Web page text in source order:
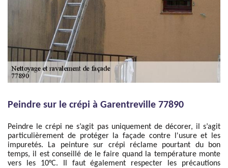
Peindre sur le crépi à Garentreville 77890
Peindre le crépi ne s’agit pas uniquement de décorer, il s’agit
particulièrement de protéger la façade contre l'usure et les
impuretés. La peinture sur crépi réclame pourtant du bon
temps, il est conseillé de le faire quand la température monte
vers les 10°C. Il faut également respecter les précautions